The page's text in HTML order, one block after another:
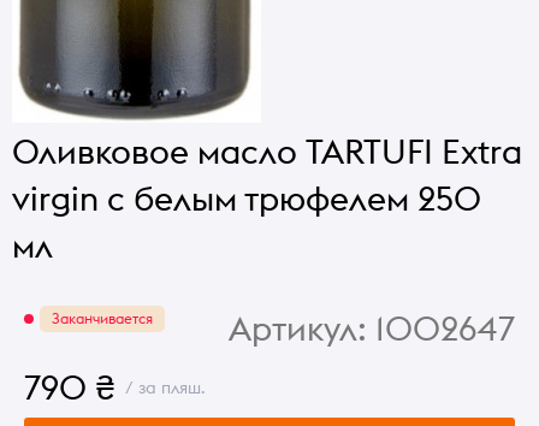
Оливковое масло TARTUFI Extra
virgin с белым трюфелем 250
мл
Заканчивается Артикул: 1002647
790 ₴ / за пляш.